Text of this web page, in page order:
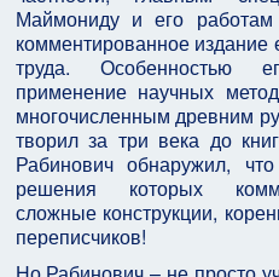
Маймониду и его
комментированное издание
труда. Особенностью
применение научных
многочисленным древним
творил за три века до
Рабинович обнаружил,
решения которых
сложные конструкции,
переписчиков!